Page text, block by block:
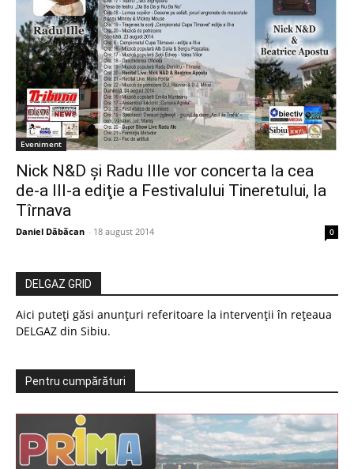
Eveniment
Nick N&D şi Radu Ille vor concerta la cea
de-a III-a ediţie a Festivalului Tineretului, la
Tîrnava
Daniel Dăbăcan - 18 august 2014 0
DELGAZ GRID
Aici puteți găsi anunțuri referitoare la intervenții în rețeaua
DELGAZ din Sibiu.
Pentru cumpărături